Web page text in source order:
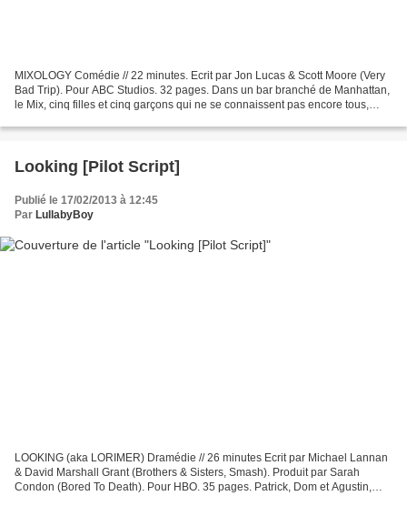
MIXOLOGY Comédie // 22 minutes. Ecrit par Jon Lucas & Scott Moore (Very
Bad Trip). Pour ABC Studios. 32 pages. Dans un bar branché de Manhattan,
le Mix, cinq filles et cinq garçons qui ne se connaissent pas encore tous,
Looking [Pilot Script]
Publié le 17/02/2013 à 12:45
Par LullabyBoy
LOOKING (aka LORIMER) Dramédie // 26 minutes Ecrit par Michael Lannan
& David Marshall Grant (Brothers & Sisters, Smash). Produit par Sarah
Condon (Bored To Death). Pour HBO. 35 pages. Patrick, Dom et Agustin,